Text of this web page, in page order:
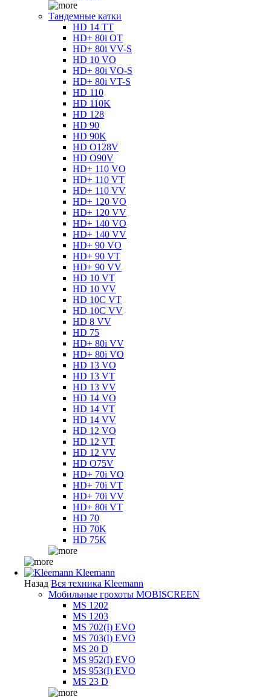
Тандемные катки
HD 14 TT
HD+ 80i OT
HD+ 80i VV-S
HD 10 VO
HD+ 80i VO-S
HD+ 80i VT-S
HD 110
HD 110K
HD 128
HD 90
HD 90K
HD O128V
HD O90V
HD+ 110 VO
HD+ 110 VT
HD+ 110 VV
HD+ 120 VO
HD+ 120 VV
HD+ 140 VO
HD+ 140 VV
HD+ 90 VO
HD+ 90 VT
HD+ 90 VV
HD 10 VT
HD 10 VV
HD 10C VT
HD 10C VV
HD 8 VV
HD 75
HD+ 80i VV
HD+ 80i VO
HD 13 VO
HD 13 VT
HD 13 VV
HD 14 VO
HD 14 VT
HD 14 VV
HD 12 VO
HD 12 VT
HD 12 VV
HD O75V
HD+ 70i VO
HD+ 70i VT
HD+ 70i VV
HD+ 80i VT
HD 70
HD 70K
HD 75K
Kleemann
Назад Вся техника Kleemann
Мобильные грохоты MOBISCREEN
MS 1202
MS 1203
MS 702(I) EVO
MS 703(I) EVO
MS 20 D
MS 952(I) EVO
MS 953(I) EVO
MS 23 D